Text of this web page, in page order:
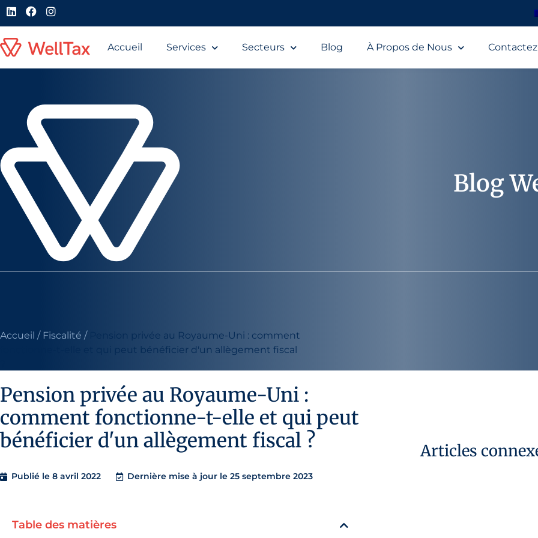
Accueil Services Secteurs Blog À Propos de Nous
Blog
Accueil / Fiscalité /
Pension privée au Royaume-Uni : comment
fonctionne-t-elle et qui peut bénéficier d'un allègement fiscal
Pension privée au Royaume-Uni :
comment fonctionne-t-elle et qui peut
bénéficier d'un allègement fiscal ?
Publié le 8 avril 2022 Dernière mise à jour le 25 septembre 2023
Table des matières
Articles